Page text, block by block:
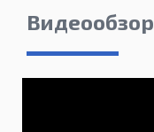
Видеообзор